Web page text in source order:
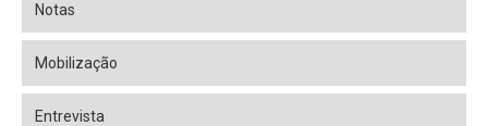
Notas
Mobilização
Entrevista